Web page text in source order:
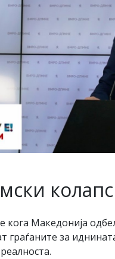
кога Македонија
граѓаните за